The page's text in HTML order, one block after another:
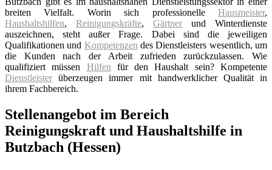
breiten Vielfalt. Worin sich professionelle Hausmeister,
Haushaltshilfen, Reinigungskräfte, Gärtner und Winterdienste
auszeichnen, steht außer Frage. Dabei sind die jeweiligen
Qualifikationen und Kompetenzen des Dienstleisters wesentlich, um
die Kunden nach der Arbeit zufrieden zurückzulassen. Wie
qualifiziert müssen Hilfen für den Haushalt sein? Kompetente
Dienstleister überzeugen immer mit handwerklicher Qualität in
ihrem Fachbereich.
Stellenangebot im Bereich
Reinigungskraft und Haushaltshilfe in
Butzbach (Hessen)